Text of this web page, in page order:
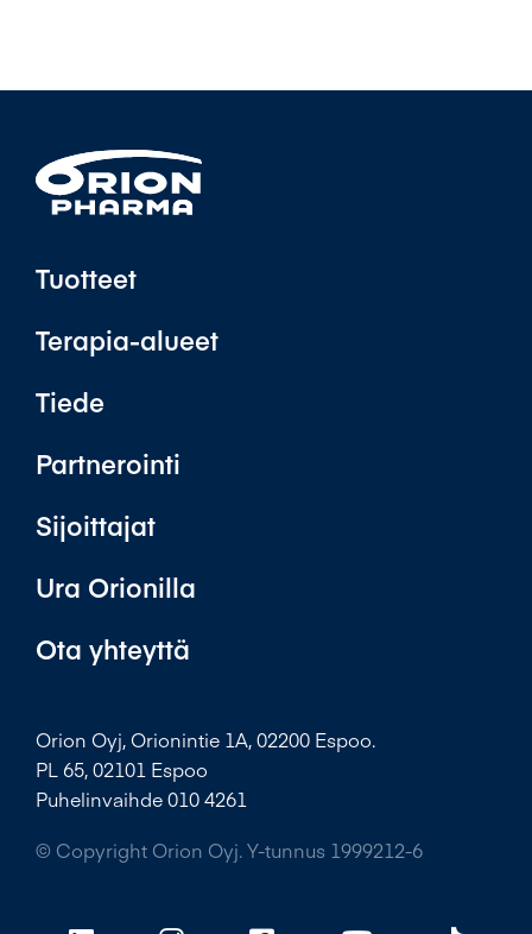
Tuotteet
Terapia-alueet
Tiede
Partnerointi
Sijoittajat
Ura Orionilla
Ota yhteyttä
Orion Oyj, Orionintie 1A, 02200 Espoo.
PL 65, 02101 Espoo
Puhelinvaihde 010 4261
© Copyright Orion Oyj. Y-tunnus 1999212-6